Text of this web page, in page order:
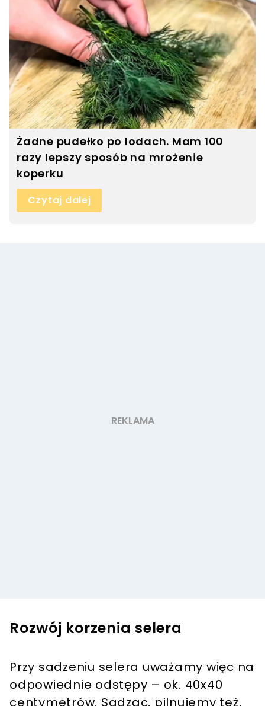
Żadne pudełko po lodach. Mam 100
razy lepszy sposób na mrożenie
koperku
Czytaj dalej
Rozwój korzenia selera
Przy sadzeniu selera uważamy więc na
odpowiednie odstępy – ok. 40x40